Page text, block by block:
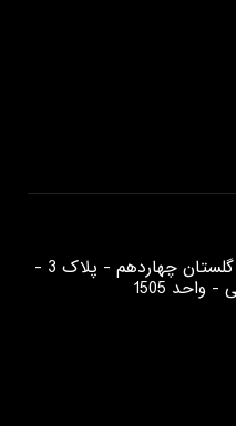
​تهران- بلوار اشرفی اصفهانی - گلستان چهاردهم - پلاک 3 -